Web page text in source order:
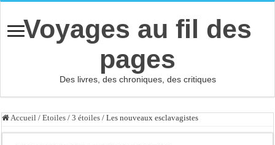
Voyages au fil des
pages
Des livres, des chroniques, des critiques
Accueil / Etoiles / 3 étoiles / Les nouveaux esclavagistes